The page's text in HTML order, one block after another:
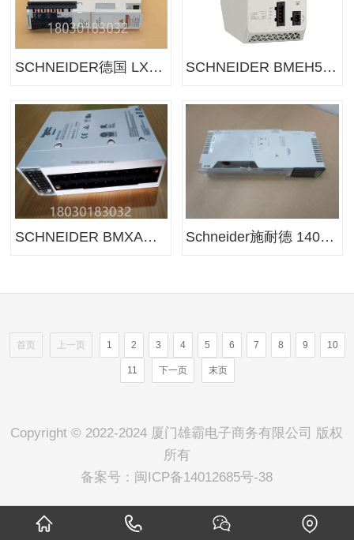
SCHNEIDER德国 LXM62DD27A21000驱动器 SCHNEIDER BMEH584040 施耐德伺服控制器
SCHNEIDER BMXAMO0802 施耐德输入输出模块 Schneider施耐德 140CRA31908数据采集电路板
首页 上一页 1 2 3 4 5 6 7 8 9 10
11 下一页 末页
Copyright © 2022-2024 厦门雄霸电子商务有限公司 版权
所有
备案号： 闽ICP备14012685号-38